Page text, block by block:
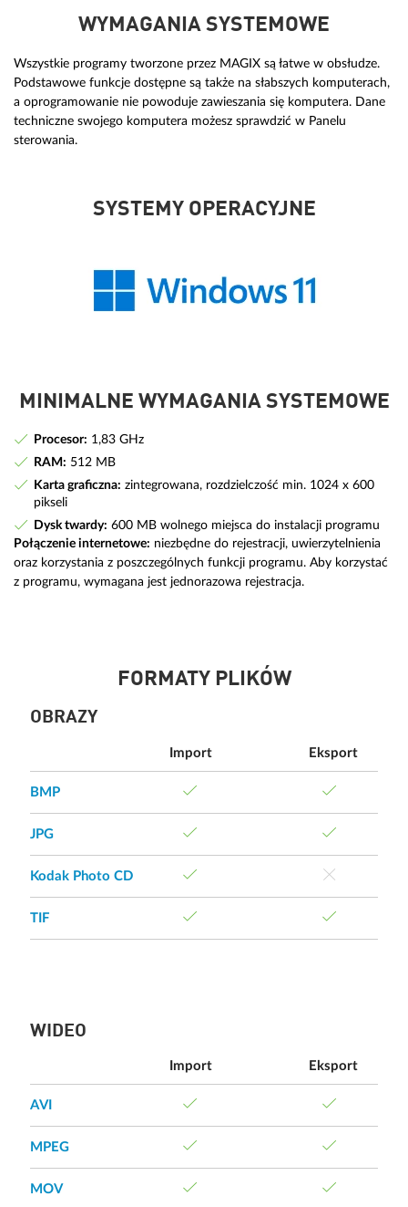
WYMAGANIA SYSTEMOWE
Wszystkie programy tworzone przez MAGIX są łatwe w obsłudze.
Podstawowe funkcje dostępne są także na słabszych komputerach,
a oprogramowanie nie powoduje zawieszania się komputera. Dane
techniczne swojego komputera możesz sprawdzić w Panelu
sterowania.
SYSTEMY OPERACYJNE
MINIMALNE WYMAGANIA SYSTEMOWE
Procesor: 1,83 GHz
RAM: 512 MB
Karta graficzna: zintegrowana, rozdzielczość min. 1024 x 600
pikseli
Dysk twardy: 600 MB wolnego miejsca do instalacji programu
Połączenie internetowe: niezbędne do rejestracji, uwierzytelnienia
oraz korzystania z poszczególnych funkcji programu. Aby korzystać
z programu, wymagana jest jednorazowa rejestracja.
FORMATY PLIKÓW
OBRAZY
Import Eksport
BMP
JPG
Kodak Photo CD
TIF
WIDEO
Import Eksport
AVI
MPEG
MOV